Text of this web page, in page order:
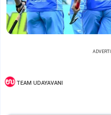
TEAM UDAYAVANI